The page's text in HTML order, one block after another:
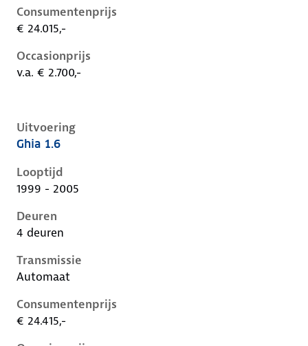
Consumentenprijs
€ 24.015,-
Occasionprijs
v.a. € 2.700,-
Uitvoering
Ford Focus i, 1.6, 74 kW, Benzine, 4 deuren
Ghia 1.6
Looptijd
1999 - 2005
Deuren
4 deuren
Transmissie
Automaat
Consumentenprijs
€ 24.415,-